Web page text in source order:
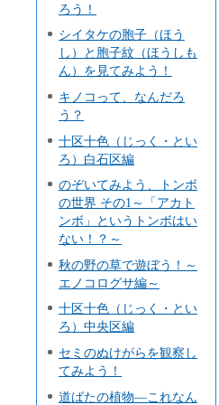
ろう！
シイタケの胞子（ほう
し）と胞子紋（ほうしも
ん）を見てみよう！
キノコって、なんだろ
う？
十区十色（じっく・とい
ろ）白石区編
のぞいてみよう、トンボ
の世界 その1～「アカト
ンボ」というトンボはい
ない！？～
秋の野の草で遊ぼう！～
エノコログサ編～
十区十色（じっく・とい
ろ）中央区編
セミのぬけがらを観察し
てみよう！
道ばたの植物―これなん